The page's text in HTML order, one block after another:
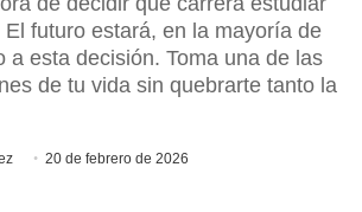
futuro estará, en la mayoría de
a esta decisión. Toma una de las
de tu vida sin quebrarte tanto la
20 de febrero de 2026